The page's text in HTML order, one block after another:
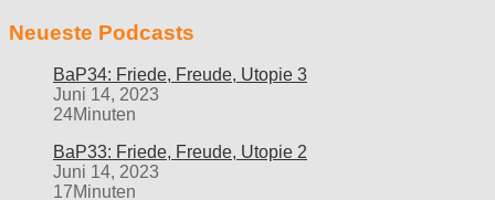
Neueste Podcasts
BaP34: Friede, Freude, Utopie 3
Juni 14, 2023
24Minuten
BaP33: Friede, Freude, Utopie 2
Juni 14, 2023
17Minuten